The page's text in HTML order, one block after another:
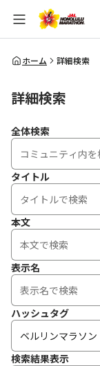
全体検索
ホーム 詳細検索
詳細検索
全体検索
タイトル
本文
表示名
ハッシュタグ
検索結果表示